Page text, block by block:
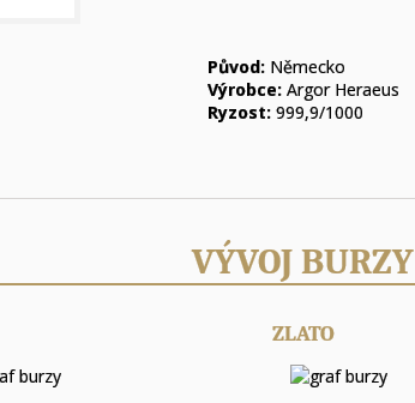
Původ:Německo
Výrobce:Argor Heraeus
Ryzost:999,9/1000
VÝVOJ BURZY
ZLATO